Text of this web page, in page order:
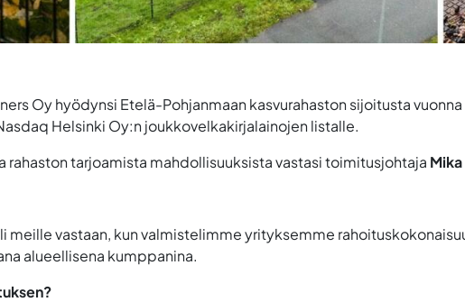
Oy hyödynsi Etelä-Pohjanmaan kasvurahaston sijoitusta
Helsinki Oy:n joukkovelkakirjalainojen listalle.
rahaston tarjoamista mahdollisuuksista vastasi toimitusjohtaja
meille vastaan, kun valmistelimme yrityksemme
alueellisena kumppanina.